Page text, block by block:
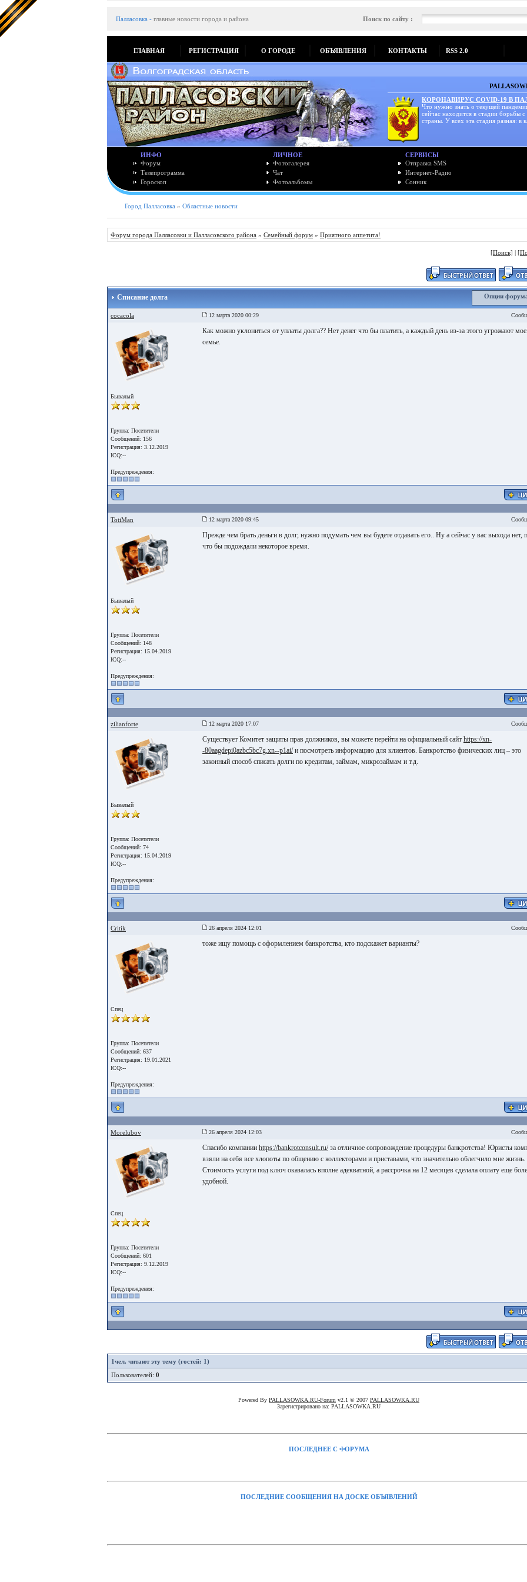
Палласовка - главные новости города и района Поиск по сайту :
ГЛАВНАЯ РЕГИСТРАЦИЯ О ГОРОДЕ ОБЪЯВЛЕНИЯ КОНТАКТЫ RSS 2.0
КОРОНАВИРУС COVID-19 В
Что нужно знать о текущей
сейчас находится в стадии борьбы
страны. У всех эта стадия разная: в
ИНФО
Форум
Телепрограмма
Гороскоп
ЛИЧНОЕ
Фотогалерея
Чат
Фотоальбомы
СЕРВИСЫ
Отправка SMS
Интернет-Радио
Сонник
Город Палласовка » Областные новости
Форум города Палласовки и Палласовского района » Семейный форум » Приятного аппетита!
[Поиск] |
Списание долга Опции
cocacola 12 марта 2020 00:29
Бывалый
Группа: Посетители
Сообщений: 156
Регистрация: 3.12.2019
ICQ:--
Предупреждения:
Как можно уклониться от уплаты долга?? Нет денег что бы платить, а каждый день из-за этого угрожают
семье.
TotiMan 12 марта 2020 09:45
Бывалый
Группа: Посетители
Сообщений: 148
Регистрация: 15.04.2019
ICQ:--
Предупреждения:
Прежде чем брать деньги в долг, нужно подумать чем вы будете отдавать его.. Ну а сейчас у вас выхода нет,
что бы подождали некоторое время.
zilianforte 12 марта 2020 17:07
Бывалый
Группа: Посетители
Сообщений: 74
Регистрация: 15.04.2019
ICQ:--
Предупреждения:
Существует Комитет защиты прав должников, вы можете перейти на официальный сайт https://xn-
-80aagdepi0azbc5bc7g.xn--p1ai/и посмотреть информацию для клиентов. Банкротство физических лиц – это
законный способ списать долги по кредитам, займам, микрозаймам и т.д.
Critik 26 апреля 2024 12:01
Спец
Группа: Посетители
Сообщений: 637
Регистрация: 19.01.2021
ICQ:--
Предупреждения:
тоже ищу помощь с оформлением банкротства, кто подскажет варианты?
Morelubov 26 апреля 2024 12:03
Спец
Группа: Посетители
Сообщений: 601
Регистрация: 9.12.2019
ICQ:--
Предупреждения:
Спасибо компании https://bankrotconsult.ru/за отличное сопровождение процедуры банкротства! Юристы
взяли на себя все хлопоты по общению с коллекторами и приставами, что значительно облегчило мне жизнь.
Стоимость услуги под ключ оказалась вполне адекватной, а рассрочка на 12 месяцев сделала оплату еще
удобной.
1чел. читают эту тему (гостей: 1)
Пользователей: 0
Powered By PALLASOWKA.RU-Forum v2.1 © 2007 PALLASOWKA.RU
Зарегистрировано на: PALLASOWKA.RU
ПОСЛЕДНЕЕ С ФОРУМА
ПОСЛЕДНИЕ СООБЩЕНИЯ НА ДОСКЕ ОБЪЯВЛЕНИЙ